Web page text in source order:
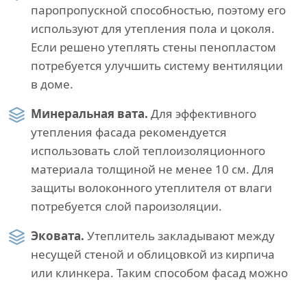
паропропускной способностью, поэтому его
используют для утепления пола и цоколя.
Если решено утеплять стены пенопластом
потребуется улучшить систему вентиляции
в доме.
Минеральная вата. Для эффективного
утепления фасада рекомендуется
использовать слой теплоизоляционного
материала толщиной не менее 10 см. Для
защиты волоконного утеплителя от влаги
потребуется слой пароизоляции.
Эковата. Утеплитель закладывают между
несущей стеной и облицовкой из кирпича
или клинкера. Таким способом фасад можно